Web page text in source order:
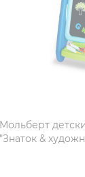
Мольберт
"Знаток &